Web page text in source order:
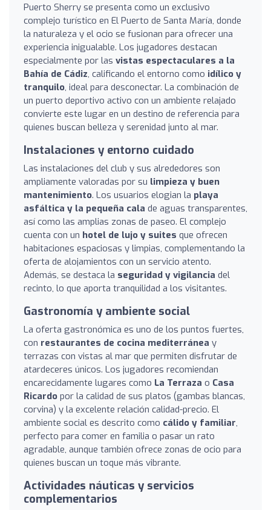
Puerto Sherry se presenta como un exclusivo
complejo turístico en El Puerto de Santa María, donde
la naturaleza y el ocio se fusionan para ofrecer una
experiencia inigualable. Los jugadores destacan
especialmente por las vistas espectaculares a la
Bahía de Cádiz, calificando el entorno como idílico y
tranquilo, ideal para desconectar. La combinación de
un puerto deportivo activo con un ambiente relajado
convierte este lugar en un destino de referencia para
quienes buscan belleza y serenidad junto al mar.
Instalaciones y entorno cuidado
Las instalaciones del club y sus alrededores son
ampliamente valoradas por su limpieza y buen
mantenimiento. Los usuarios elogian la playa
asfáltica y la pequeña cala de aguas transparentes,
así como las amplias zonas de paseo. El complejo
cuenta con un hotel de lujo y suites que ofrecen
habitaciones espaciosas y limpias, complementando la
oferta de alojamientos con un servicio atento.
Además, se destaca la seguridad y vigilancia del
recinto, lo que aporta tranquilidad a los visitantes.
Gastronomía y ambiente social
La oferta gastronómica es uno de los puntos fuertes,
con restaurantes de cocina mediterránea y
terrazas con vistas al mar que permiten disfrutar de
atardeceres únicos. Los jugadores recomiendan
encarecidamente lugares como La Terraza o Casa
Ricardo por la calidad de sus platos (gambas blancas,
corvina) y la excelente relación calidad-precio. El
ambiente social es descrito como cálido y familiar,
perfecto para comer en familia o pasar un rato
agradable, aunque también ofrece zonas de ocio para
quienes buscan un toque más vibrante.
Actividades náuticas y servicios
complementarios